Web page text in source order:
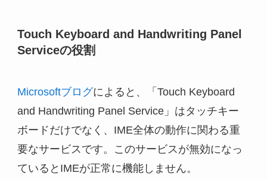
Touch Keyboard and Handwriting Panel
Serviceの役割
Microsoftブログによると、「Touch Keyboard
and Handwriting Panel Service」はタッチキー
ボードだけでなく、IME全体の動作に関わる重
要なサービスです。このサービスが無効になっ
ているとIMEが正常に機能しません。